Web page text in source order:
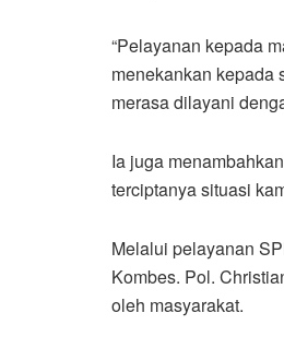
“Pelayanan kepada
menekankan kepada
merasa dilayani
Ia juga
terciptanya situasi
Melalui pelayanan
Kombes. Pol.
oleh masyarakat.